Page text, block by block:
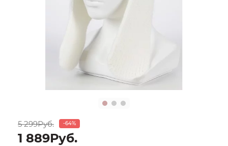
5 299Руб. -64%
1 889Руб.